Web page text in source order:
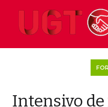
Intensivo de